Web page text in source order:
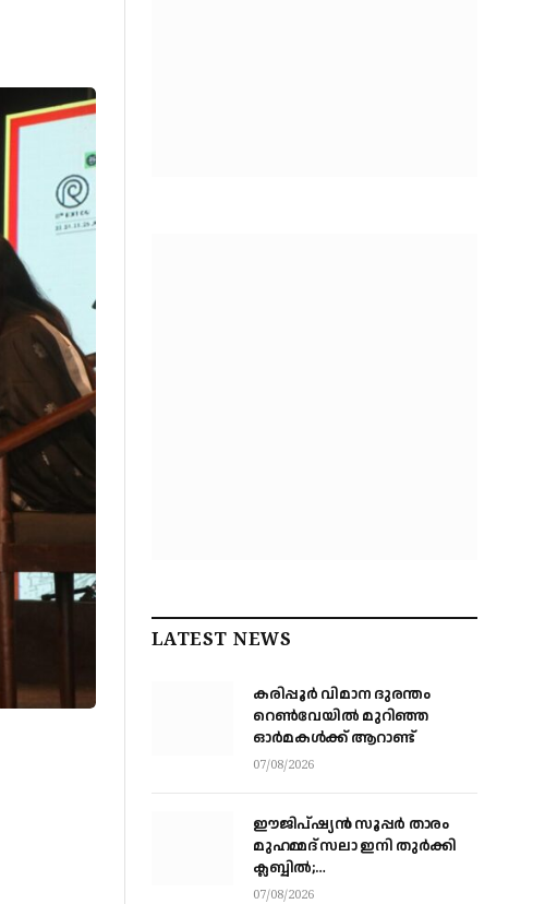
LATEST NEWS
കരിപ്പൂര്‍ വിമാന ദുരന്തം
റെണ്‍വേയില്‍ മുറിഞ്ഞ
ഓര്‍മകള്‍ക്ക് ആറാണ്ട്
07/08/2026
ഈജിപ്ഷ്യന്‍ സൂപ്പര്‍ താരം
മുഹമ്മദ് സലാ ഇനി തുര്‍ക്കി
ക്ലബ്ബില്‍;
ട്രാബ്‌സണ്‍സ്‌പോറിലെ കരാര്‍
07/08/2026